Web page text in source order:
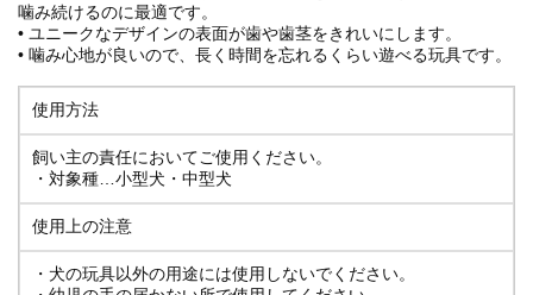
噛み続けるのに最適です。
• ユニークなデザインの表面が歯や歯茎をきれいにします。
• 噛み心地が良いので、長く時間を忘れるくらい遊べる玩具です。
使用方法
飼い主の責任においてご使用ください。
・対象種…小型犬・中型犬
使用上の注意
・犬の玩具以外の用途には使用しないでください。